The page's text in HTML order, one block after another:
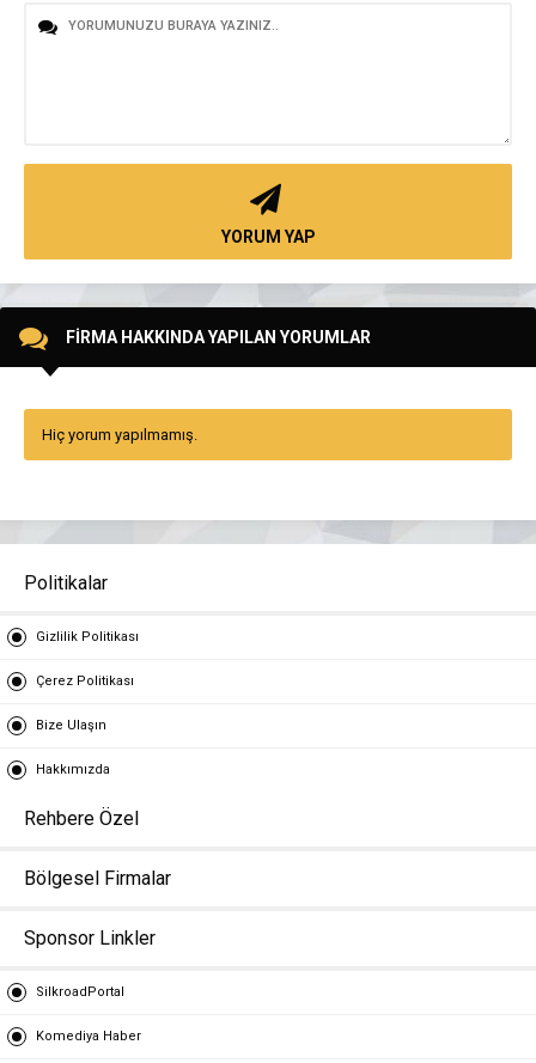
YORUM YAP
FİRMA HAKKINDA YAPILAN YORUMLAR
Hiç yorum yapılmamış.
Politikalar
Gizlilik Politikası
Çerez Politikası
Bize Ulaşın
Hakkımızda
Rehbere Özel
Bölgesel Firmalar
Sponsor Linkler
SilkroadPortal
Komediya Haber